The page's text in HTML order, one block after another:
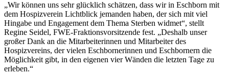
„Wir können uns sehr glücklich schätzen, dass wir in Eschborn mit
dem Hospizverein Lichtblick jemanden haben, der sich mit viel
Hingabe und Engagement dem Thema Sterben widmet“, stellt
Regine Seidel, FWE-Fraktionsvorsitzende fest. „Deshalb unser
großer Dank an die Mitarbeiterinnen und Mitarbeiter des
Hospizvereins, der vielen Eschbornerinnen und Eschbornern die
Möglichkeit gibt, in den eigenen vier Wänden die letzten Tage zu
erleben.“